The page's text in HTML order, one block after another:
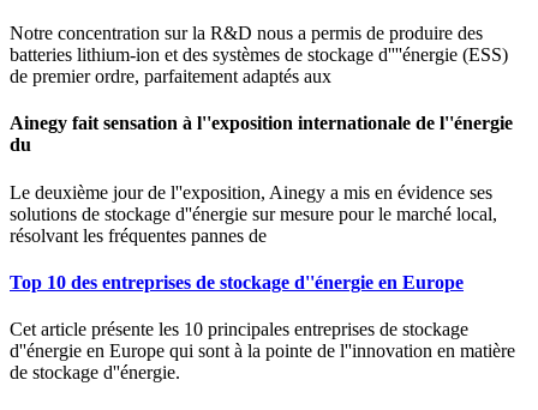
Notre concentration sur la R&D nous a permis de produire des
batteries lithium-ion et des systèmes de stockage d''''énergie (ESS)
de premier ordre, parfaitement adaptés aux
Ainegy fait sensation à l''exposition internationale de l''énergie
du
Le deuxième jour de l''exposition, Ainegy a mis en évidence ses
solutions de stockage d''énergie sur mesure pour le marché local,
résolvant les fréquentes pannes de
Top 10 des entreprises de stockage d''énergie en Europe
Cet article présente les 10 principales entreprises de stockage
d''énergie en Europe qui sont à la pointe de l''innovation en matière
de stockage d''énergie.